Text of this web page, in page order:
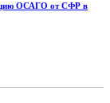
ОСАГО от СФР в